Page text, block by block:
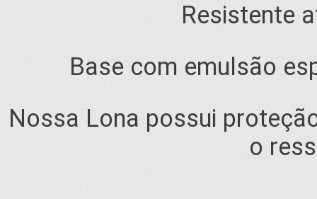
Resistente
Base com emulsão
Nossa Lona possui
o